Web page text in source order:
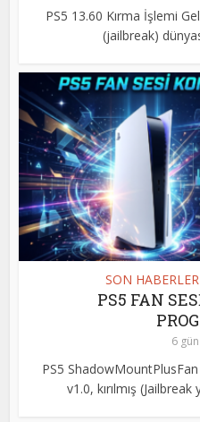
PS5 13.60 Kırma İşlemi
(jailbreak)
SON
PS5 FAN
6
PS5
v1.0, kırılmış